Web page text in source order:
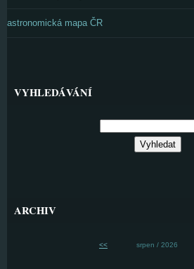
astronomická mapa ČR
VYHLEDÁVÁNÍ
ARCHIV
<< srpen / 2026